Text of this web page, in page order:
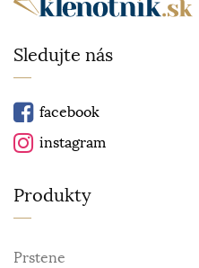
Sledujte nás
facebook
instagram
Produkty
Prstene